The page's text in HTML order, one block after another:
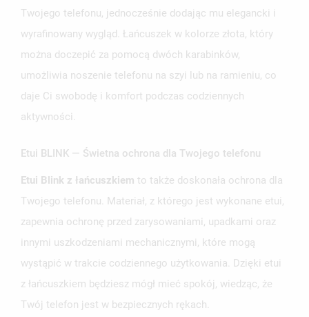
Twojego telefonu, jednocześnie dodając mu elegancki i
wyrafinowany wygląd. Łańcuszek w kolorze złota, który
można doczepić za pomocą dwóch karabinków,
umożliwia noszenie telefonu na szyi lub na ramieniu, co
daje Ci swobodę i komfort podczas codziennych
aktywności.
Etui BLINK — Świetna ochrona dla Twojego telefonu
Etui Blink z łańcuszkiem to także doskonała ochrona dla
Twojego telefonu. Materiał, z którego jest wykonane etui,
zapewnia ochronę przed zarysowaniami, upadkami oraz
innymi uszkodzeniami mechanicznymi, które mogą
wystąpić w trakcie codziennego użytkowania. Dzięki etui
z łańcuszkiem będziesz mógł mieć spokój, wiedząc, że
Twój telefon jest w bezpiecznych rękach.